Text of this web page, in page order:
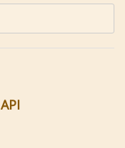
API